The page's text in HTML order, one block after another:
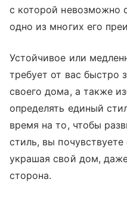
с которой невозможно
одно из многих его
Устойчивое или
требует от вас быстро
своего дома, а также
определять единый
время на то, чтобы
стиль, вы
украшая свой дом,
сторона.